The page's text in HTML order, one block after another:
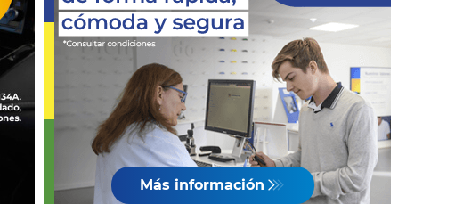
Más información